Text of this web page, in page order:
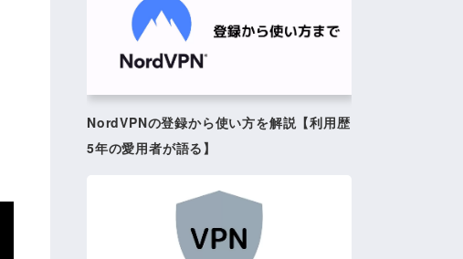
NordVPNの登録から使い方を解説【利用歴
5年の愛用者が語る】